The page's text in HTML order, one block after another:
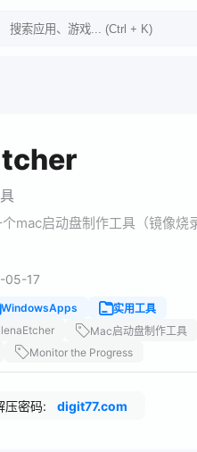
mac启动盘制作工具（镜像
05-17
WindowsApps
实用工具
Mac启动盘制作工具
Monitor the Progress
压密码: digit77.com